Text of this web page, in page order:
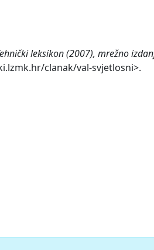
leksikon (2007), mrežno
clanak/val-svjetlosni>.